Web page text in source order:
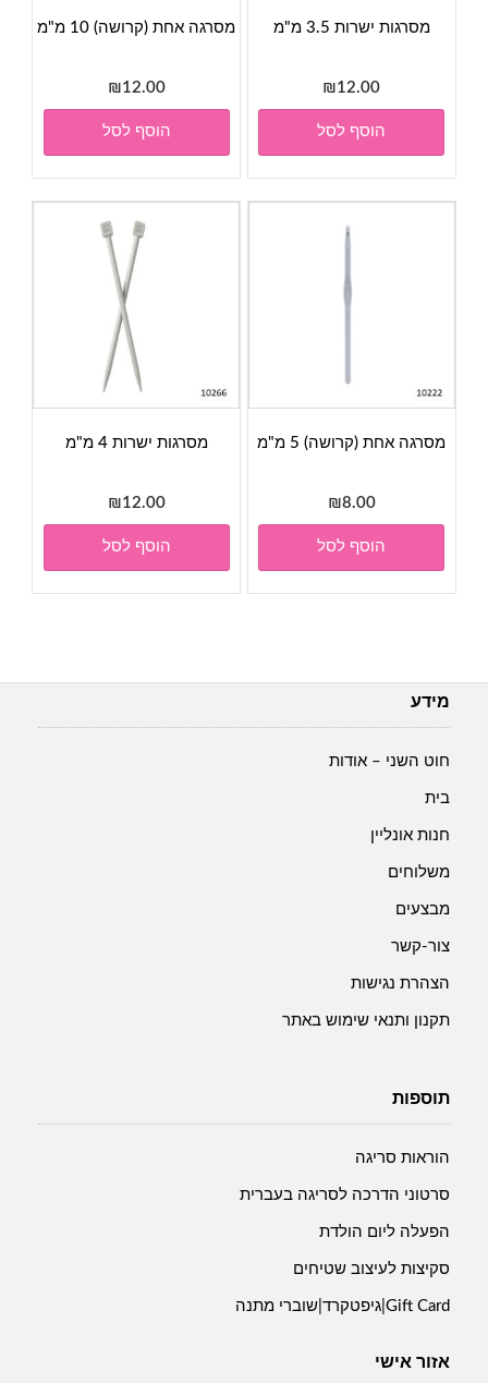
מסרגות ישרות 3.5 מ"מ
₪12.00
הוסף לסל
מסרגה אחת (קרושה) 10 מ"מ
₪12.00
הוסף לסל
מסרגה אחת (קרושה) 5 מ"מ
₪8.00
הוסף לסל
מסרגות ישרות 4 מ"מ
₪12.00
הוסף לסל
מידע
חוט השני – אודות
בית
חנות אונליין
משלוחים
מבצעים
צור-קשר
הצהרת נגישות
תקנון ותנאי שימוש באתר
תוספות
הוראות סריגה
סרטוני הדרכה לסריגה בעברית
הפעלה ליום הולדת
סקיצות לעיצוב שטיחים
Gift Card|גיפטקרד|שוברי מתנה
אזור אישי